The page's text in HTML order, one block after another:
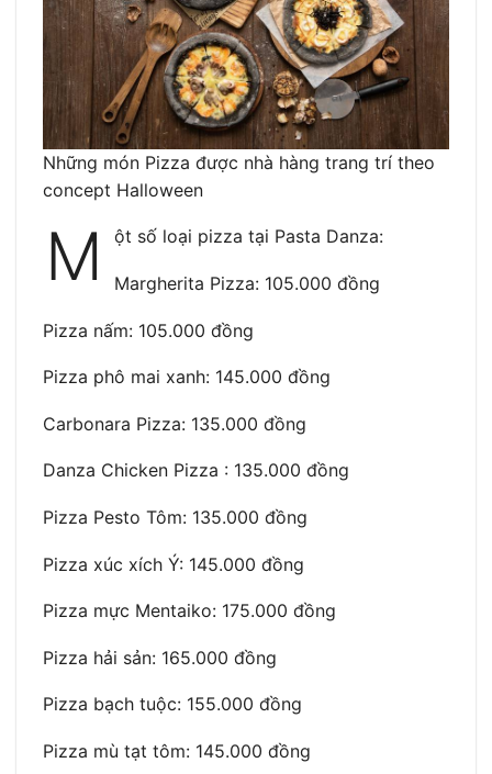
Những món Pizza được nhà hàng trang trí theo
concept Halloween
M ột số loại pizza tại Pasta Danza:
Margherita Pizza: 105.000 đồng
Pizza nấm: 105.000 đồng
Pizza phô mai xanh: 145.000 đồng
Carbonara Pizza: 135.000 đồng
Danza Chicken Pizza : 135.000 đồng
Pizza Pesto Tôm: 135.000 đồng
Pizza xúc xích Ý: 145.000 đồng
Pizza mực Mentaiko: 175.000 đồng
Pizza hải sản: 165.000 đồng
Pizza bạch tuộc: 155.000 đồng
Pizza mù tạt tôm: 145.000 đồng